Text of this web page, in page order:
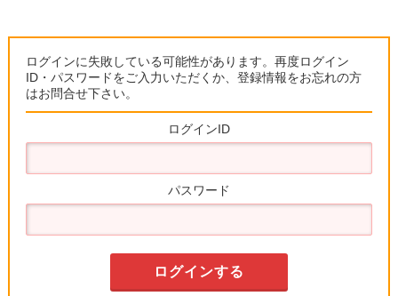
ログインに失敗している可能性があります。再度ログイン
ID・パスワードをご入力いただくか、登録情報をお忘れの方
はお問合せ下さい。
ログインID
パスワード